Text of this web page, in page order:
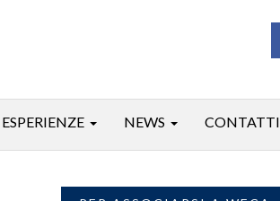
ESPERIENZE NEWS CONTATTI